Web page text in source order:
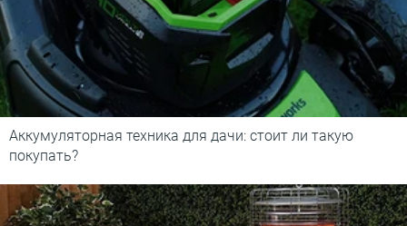
Аккумуляторная техника для дачи: стоит ли такую
покупать?